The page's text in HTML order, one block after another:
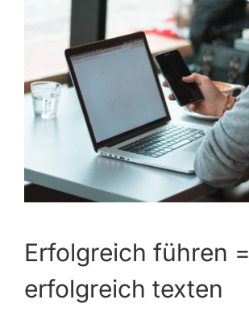
Erfolgreich führen =
erfolgreich texten